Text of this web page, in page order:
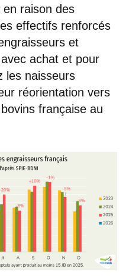
raison des
effectifs renforcés
et
achat et pour
les naisseurs
réorientation vers
française au